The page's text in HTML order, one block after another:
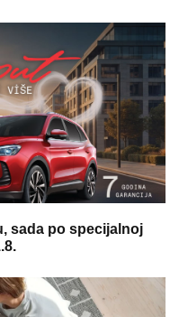
sada po specijalnoj